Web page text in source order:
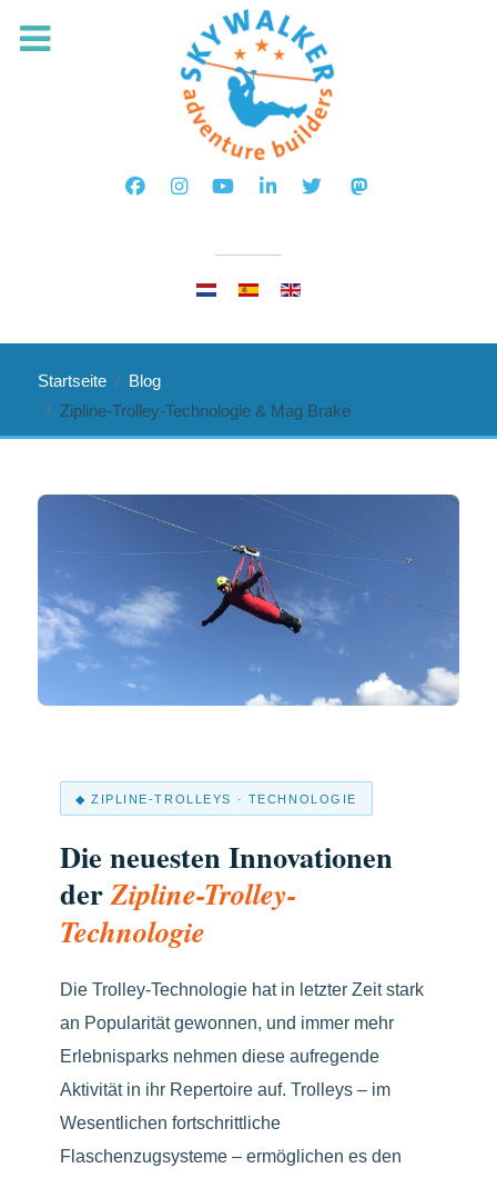
Startseite
Blog
Zipline-Trolley-Technologie & Mag Brake
◆ ZIPLINE-TROLLEYS · TECHNOLOGIE
Die neuesten Innovationen
derZipline-Trolley-
Technologie
Die Trolley-Technologie hat in letzter Zeit stark
an Popularität gewonnen, und immer mehr
Erlebnisparks nehmen diese aufregende
Aktivität in ihr Repertoire auf. Trolleys – im
Wesentlichen fortschrittliche
Flaschenzugsysteme – ermöglichen es den